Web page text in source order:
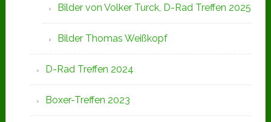
Bilder von Volker Turck, D-Rad Treffen 2025
Bilder Thomas Weißkopf
D-Rad Treffen 2024
Boxer-Treffen 2023